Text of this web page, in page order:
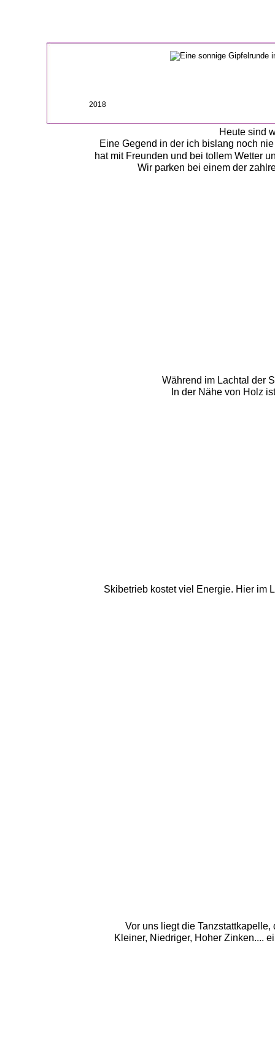
Heute sind
Eine Gegend in der ich bislang noch
hat mit Freunden und bei tollem Wetter
Wir parken bei einem der
2018
Während im Lachtal der
In der Nähe von Holz
Skibetrieb kostet viel Energie. Hier im
Vor uns liegt die
Kleiner, Niedriger, Hoher Zinken....